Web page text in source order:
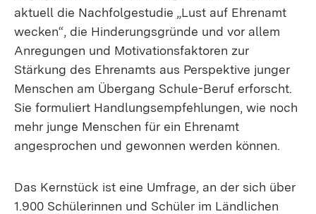
aktuell die Nachfolgestudie „Lust auf Ehrenamt
wecken“, die Hinderungsgründe und vor allem
Anregungen und Motivationsfaktoren zur
Stärkung des Ehrenamts aus Perspektive junger
Menschen am Übergang Schule-Beruf erforscht.
Sie formuliert Handlungsempfehlungen, wie noch
mehr junge Menschen für ein Ehrenamt
angesprochen und gewonnen werden können.
Das Kernstück ist eine Umfrage, an der sich über
1.900 Schülerinnen und Schüler im Ländlichen